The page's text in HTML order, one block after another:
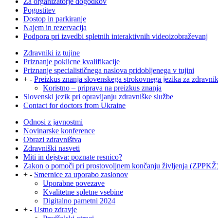
Pogostitev
Dostop in parkiranje
Najem in rezervacija
Podpora pri izvedbi spletnih interaktivnih videoizobraževanj
Zdravniki iz tujine
Priznanje poklicne kvalifikacije
Priznanje specialističnega naslova pridobljenega v tujini
+ - Preizkus znanja slovenskega strokovnega jezika za
Koristno – priprava na preizkus znanja
Slovenski jezik pri opravljanju zdravniške službe
Contact for doctors from Ukraine
Odnosi z javnostmi
Novinarske konference
Obrazi zdravništva
Zdravniški nasveti
Miti in dejstva: poznate resnico?
Zakon o pomoči pri prostovoljnem končanju življenja
+ - Smernice za uporabo zaslonov
Uporabne povezave
Kvalitetne spletne vsebine
Digitalno pametni 2024
+ - Ustno zdravje